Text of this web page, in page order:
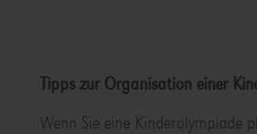
Tipps zur Organisation einer
Wenn Sie eine Kinderolympiade